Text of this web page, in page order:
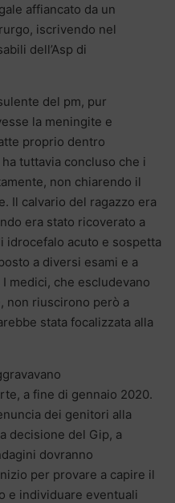
affiancato da un
iscrivendo nel
dell’Asp di
del pm, pur
la meningite e
proprio dentro
tuttavia concluso che i
non chiarendo il
Il calvario del ragazzo era
era stato ricoverato a
idrocefalo acuto e sospetta
a diversi esami e a
medici, che escludevano
non riuscirono però a
stata focalizzata alla
a fine di gennaio 2020.
dei genitori alla
decisione del Gip, a
dovranno
per provare a capire il
e individuare eventuali